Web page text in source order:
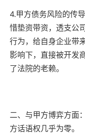
4.甲方债务风险的传
惜垫资带资，透支公
行为，给自身企业带
影响下，直接被开发
了法院的老赖。
二、与甲方博弈方面
方话语权几乎为零。